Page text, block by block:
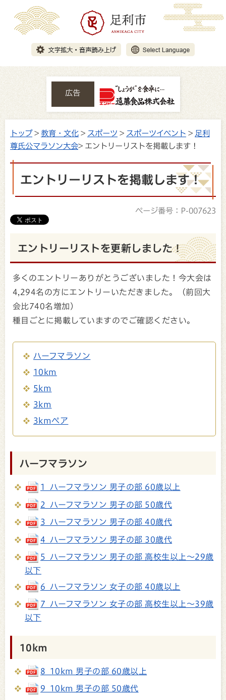
広告
トップ> 教育・文化 > スポーツ > スポーツイベント > 足利
尊氏公マラソン大会> エントリーリストを掲載します！
エントリーリストを掲載します！
ページ番号：P-007623
エントリーリストを更新しました！
多くのエントリーありがとうございました！今大会は
4,294名の方にエントリーいただきました。（前回大
会比740名増加）
種目ごとに掲載していますのでご確認ください。
ハーフマラソン
10km
5km
3km
3kmペア
ハーフマラソン
1_ハーフマラソン 男子の部 60歳以上
2_ハーフマラソン 男子の部 50歳代
3_ハーフマラソン 男子の部 40歳代
4_ハーフマラソン 男子の部 30歳代
5_ハーフマラソン 男子の部 高校生以上～29歳
以下
6_ハーフマラソン 女子の部 40歳以上
7_ハーフマラソン 女子の部 高校生以上～39歳
以下
10km
8_10km 男子の部 60歳以上
9_10km 男子の部 50歳代